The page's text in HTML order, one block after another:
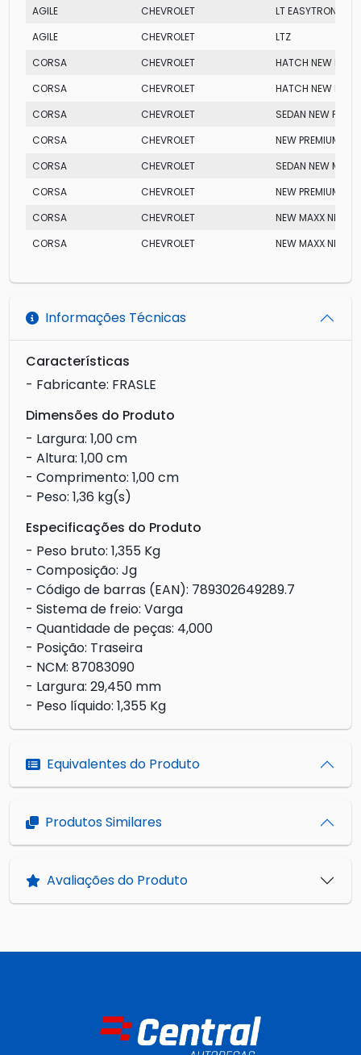
AGILE CHEVROLET
LT EASYTRONIC
AGILE
CHEVROLET
LTZ
CORSA
CHEVROLET
HATCH NEW
CORSA
CHEVROLET
HATCH NEW MAXX
CORSA
CHEVROLET
SEDAN NEW
CORSA
CHEVROLET
NEW PREMIUM
CORSA
CHEVROLET
SEDAN NEW MAXX
CORSA
CHEVROLET
NEW PREMIUM
CORSA
CHEVROLET
NEW MAXX NLEV
CORSA
CHEVROLET NEW MAXX NLEV
Informações Técnicas
Características
- Fabricante: FRASLE
Dimensões do Produto
- Largura: 1,00 cm
- Altura: 1,00 cm
- Comprimento: 1,00 cm
- Peso: 1,36 kg(s)
Especificações do Produto
- Peso bruto: 1,355 Kg
- Composição: Jg
- Código de barras (EAN): 789302649289.7
- Sistema de freio: Varga
- Quantidade de peças: 4,000
- Posição: Traseira
- NCM: 87083090
- Largura: 29,450 mm
- Peso líquido: 1,355 Kg
Equivalentes do Produto
Produtos Similares
Avaliações do Produto